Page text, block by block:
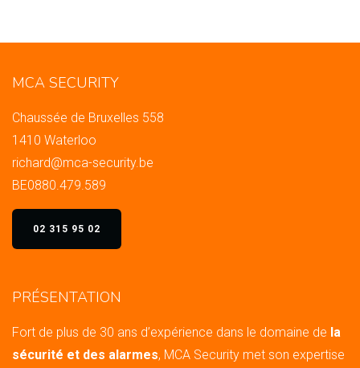
MCA SECURITY
Chaussée de Bruxelles 558
1410 Waterloo
richard@mca-security.be
BE0880.479.589
02 315 95 02
PRÉSENTATION
Fort de plus de 30 ans d’expérience dans le domaine de la
sécurité et des alarmes, MCA Security met son expertise